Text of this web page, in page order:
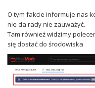
O tym fakcie informuje nas
nie da rady nie zauważyć.
Tam również widzimy
się dostać do środowiska